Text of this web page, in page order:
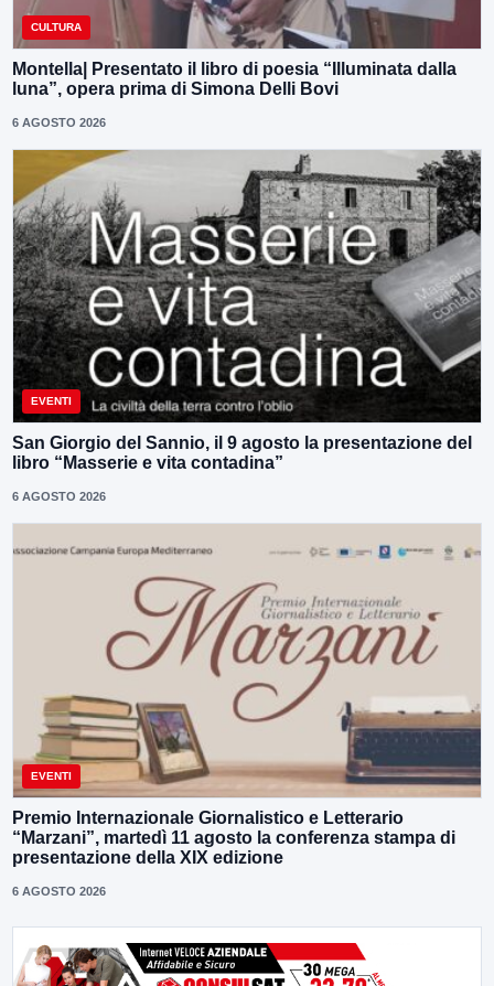
CULTURA
Montella| Presentato il libro di poesia “Illuminata dalla
luna”, opera prima di Simona Delli Bovi
6 AGOSTO 2026
EVENTI
San Giorgio del Sannio, il 9 agosto la presentazione del
libro “Masserie e vita contadina”
6 AGOSTO 2026
EVENTI
Premio Internazionale Giornalistico e Letterario
“Marzani”, martedì 11 agosto la conferenza stampa di
presentazione della XIX edizione
6 AGOSTO 2026